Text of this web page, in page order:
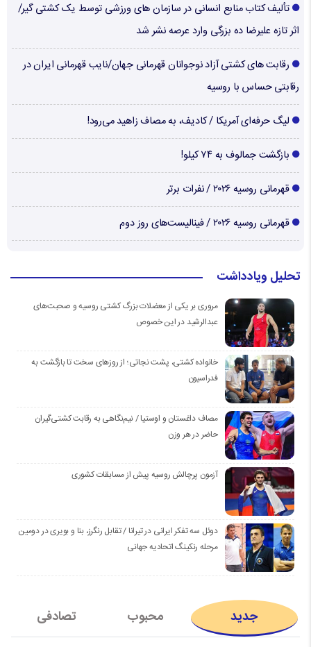
تألیف کتاب منابع انسانی در سازمان های ورزشی توسط یک کشتی گیر/
اثر تازه علیرضا ده بزرگی وارد عرصه نشر شد
رقابت های کشتی آزاد نوجوانان قهرمانی جهان/نایب قهرمانی ایران در
رقابتی حساس با روسیه
لیگ حرفه‌ای آمریکا / کادیف، به مصاف زاهید می‌رود!
بازگشت جمالوف به ۷۴ کیلو!
قهرمانی روسیه ۲۰۲۶ / نفرات برتر
قهرمانی روسیه ۲۰۲۶ / فینالیست‌های روز دوم
تحلیل ویادداشت
مروری بر یکی از معضلات بزرگ کشتی روسیه و صحبت‌های
عبدالرشید در این خصوص
خانواده کشتی، پشت نجاتی؛ از روزهای سخت تا بازگشت به
فدراسیون
مصاف داغستان و اوستیا / نیم‌نگاهی به رقابت کشتی‌گیران
حاضر در هر وزن
آزمون پرچالش روسیه پیش از مسابقات کشوری
دوئل سه تفکر ایرانی در تیرانا / تقابل رنگرز، بنا و بویری در دومین
مرحله رنکینگ اتحادیه جهانی
جدید محبوب تصادفی